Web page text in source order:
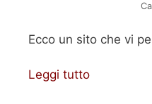
Ecco un sito che vi
Leggi tutto